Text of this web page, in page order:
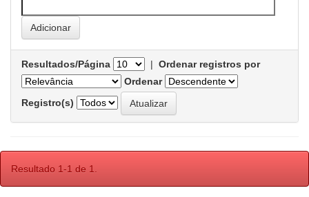
Resultados/Página | Ordenar registros por
Ordenar
Registro(s)
Resultado 1-1 de 1.